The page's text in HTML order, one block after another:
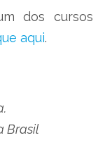
dos cursos
aqui.
Brasil